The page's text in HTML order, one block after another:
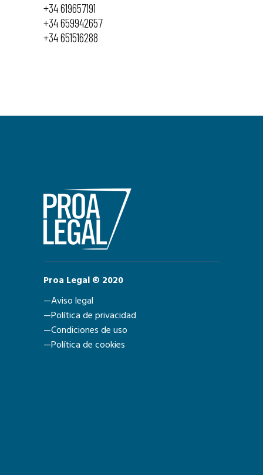
+34 619657191
+34 659942657
+34 651516288
Proa Legal © 2020
—Aviso legal
—Política de privacidad
—Condiciones de uso
—Política de cookies